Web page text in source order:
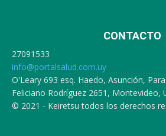
CONTACTO
27091533
info@portalsalud.com.uy
O'Leary 693 esq. Haedo, Asunción,
Feliciano Rodríguez 2651, Montevideo,
© 2021 - Keiretsu todos los derechos